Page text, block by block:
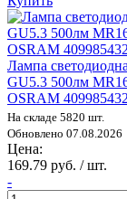
Лампа
GU5.3 500лм
OSRAM
На складе 5820 шт.
Обновлено 07.08.2026
Цена:
169.79 руб. / шт.
-